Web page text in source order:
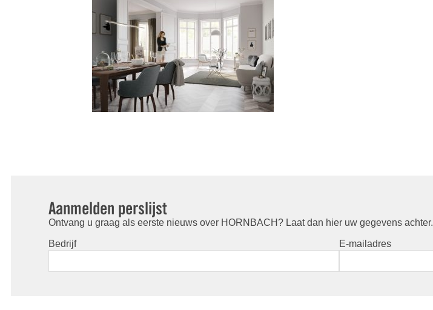
Aanmelden perslijst
Ontvang u graag als eerste nieuws over HORNBACH? Laat dan hier uw gegevens achter.
Bedrijf E-mailadres